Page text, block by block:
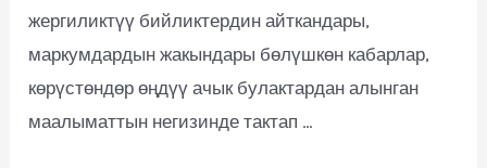
жергиликтүү бийликтердин айткандары,
маркумдардын жакындары бөлүшкөн кабарлар,
көрүстөндөр өңдүү ачык булактардан алынган
маалыматтын негизинде тактап …